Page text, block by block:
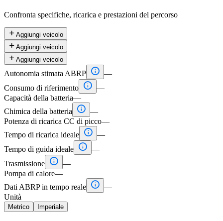
Confronta specifiche, ricarica e prestazioni del percorso
 Aggiungi veicolo
 Aggiungi veicolo
 Aggiungi veicolo
Autonomia stimata ABRP  —
Consumo di riferimento  —
Capacità della batteria—
Chimica della batteria
 —
Potenza di ricarica CC di picco—
Tempo di ricarica ideale  —
Tempo di guida ideale  —
Trasmissione  —
Pompa di calore—
Dati ABRP in tempo reale  —
Unità
Metrico Imperiale